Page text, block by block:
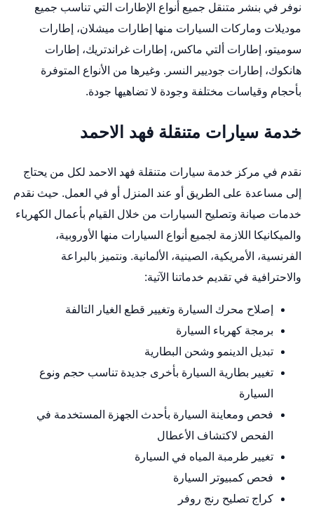
نوفر في بنشر متنقل جميع أنواع الإطارات التي تناسب جميع
موديلات وماركات السيارات منها إطارات ميشلان، إطارات
سوميتو، إطارات ألتي ماكس، إطارات غراندتريك، إطارات
هانكوك، إطارات جوديير النسر. وغيرها من الأنواع المتوفرة
بأحجام وقياسات مختلفة وجودة لا تضاهيها جودة.
خدمة سيارات متنقلة فهد الاحمد
نقدم في مركز خدمة سيارات متنقلة فهد الاحمد لكل من يحتاج
إلى مساعدة على الطريق أو عند المنزل أو في العمل. حيث نقدم
خدمات صيانة وتصليح السيارات من خلال القيام بأعمال الكهرباء
والميكانيكا اللازمة لجميع أنواع السيارات منها الأوروبية،
الفرنسية، الأمريكية، الصينية، الألمانية. ونتميز بالبراعة
والاحترافية في تقديم خدماتنا الآتية:
إصلاح محرك السيارة وتغيير قطع الغيار التالفة
برمجة كهرباء السيارة
تبديل الدينمو وشحن البطارية
تغيير بطارية السيارة بأخرى جديدة تناسب حجم ونوع
السيارة
فحص ومعاينة السيارة بأحدث الجهزة المستخدمة في
الفحص لاكتشاف الأعطال
تغيير طرمبة المياه في السيارة
فحص كمبيوتر السيارة
كراج تصليح رنج روفر